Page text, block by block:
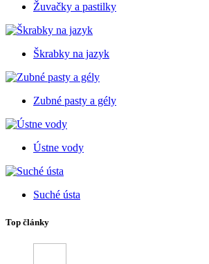
Žuvačky a pastilky
Škrabky na jazyk
Zubné pasty a gély
Ústne vody
Suché ústa
Top články